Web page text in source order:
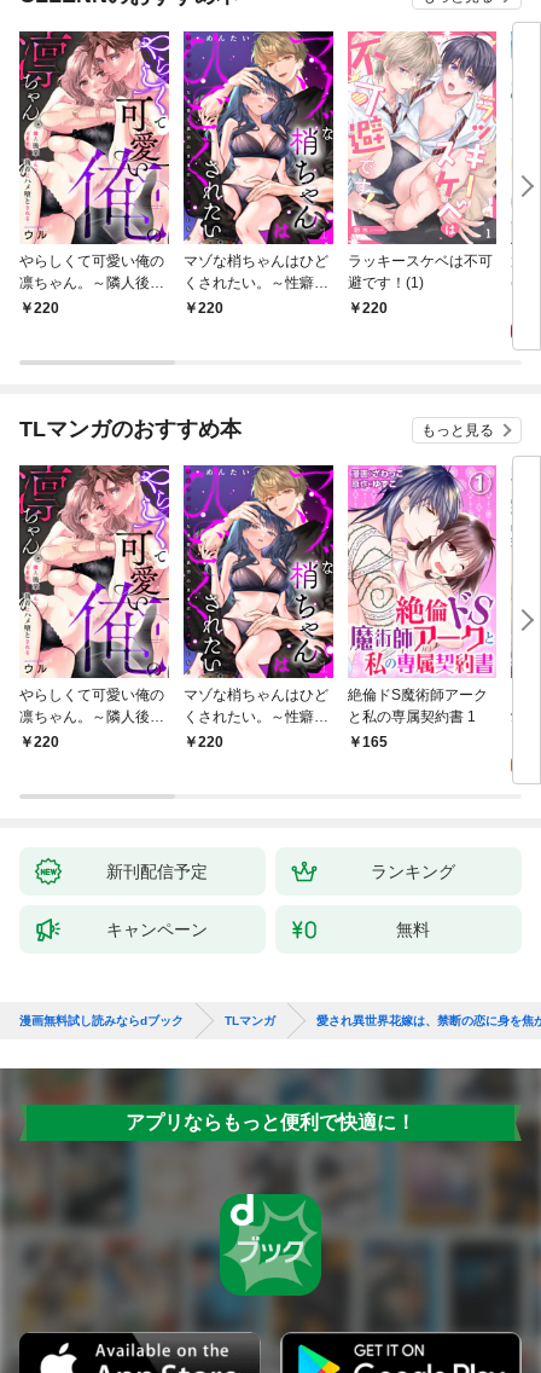
やらしくて可愛い俺の
凛ちゃん。～隣人後輩
くんのイキすぎた執着
220
マゾな梢ちゃんはひど
くされたい。～性癖マ
ッチした後輩と欲望の
220
ラッキースケベは不可
避です！(1)
220
放
(1)
TLマンガのおすすめ本 もっと見る
やらしくて可愛い俺の
凛ちゃん。～隣人後輩
くんのイキすぎた執着
220
マゾな梢ちゃんはひど
くされたい。～性癖マ
ッチした後輩と欲望の
220
絶倫ドS魔術師アーク
と私の専属契約書 1
165
愛
新刊配信予定 ランキング
キャンペーン 無料
漫画無料試し読みならdブック TLマンガ 愛され異世界花嫁は、禁断の恋に身を焦
アプリならもっと便利で快適に！